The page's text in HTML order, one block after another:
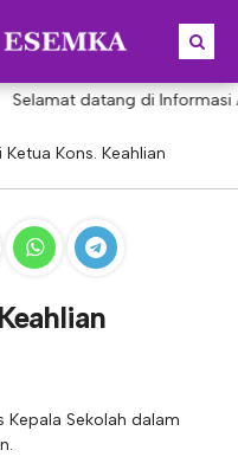
Selamat datang di Informasi
Ketua Kons. Keahlian
Sekolah dalam